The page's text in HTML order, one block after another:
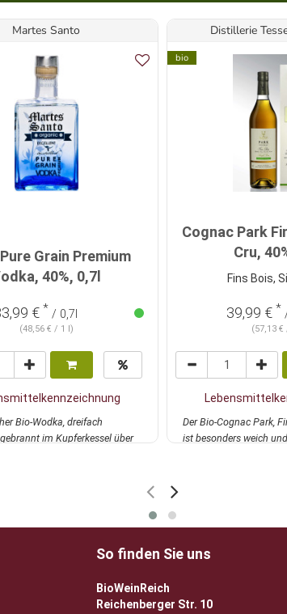
Martes Santo
Grain Premium
40%, 0,7l
€ * / 0,7l
(48,56 € / 1 l)
Bio-Wodka, dreifach
im Kupferkessel über
Distillerie
bio
Cognac Park
Cru,
Fins Bois,
39,99 € *
(57,13 €
Der Bio-Cognac Park,
ist besonders weich
So finden Sie uns
BioWeinReich
Reichenberger Str. 10